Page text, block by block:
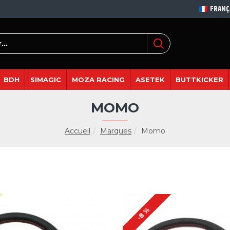
BDH SIMAGIC MOZA RACING ASETEK BUTTKICKER
Accueil Marques Momo
MOMO
-8 %